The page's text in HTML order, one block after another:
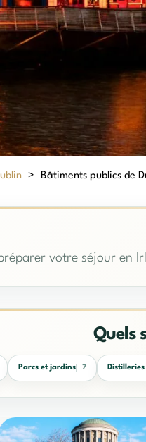
> Bâtiments publics de
votre séjour en
Quels
Parcs et jardins 7 Distilleries